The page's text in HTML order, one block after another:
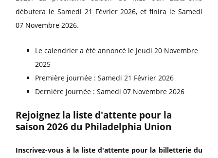
débutera le Samedi 21 Février 2026, et finira le Samedi
07 Novembre 2026.
Le calendrier a été annoncé le Jeudi 20 Novembre
2025
Première journée : Samedi 21 Février 2026
Dernière journée : Samedi 07 Novembre 2026
Rejoignez la liste d'attente pour la
saison 2026 du Philadelphia Union
Inscrivez-vous à la liste d'attente pour la billetterie du